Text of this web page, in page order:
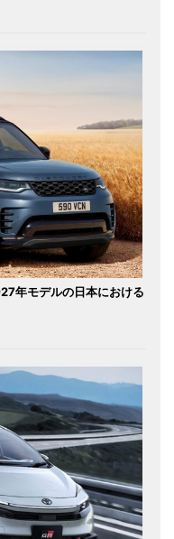
年モデルの日本における